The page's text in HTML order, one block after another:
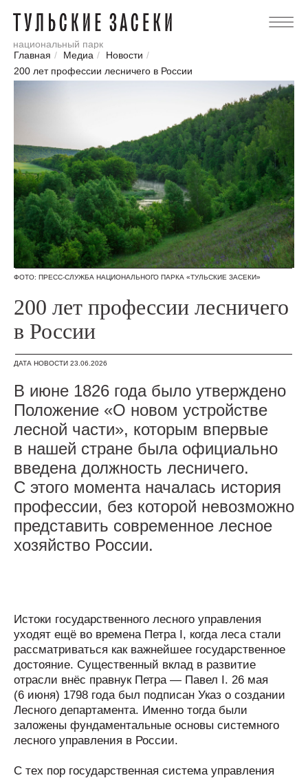
национальный парк
Главная / Медиа / Новости /
200 лет профессии лесничего в России
ФОТО: ПРЕСС-СЛУЖБА НАЦИОНАЛЬНОГО ПАРКА «ТУЛЬСКИЕ ЗАСЕКИ»
200 лет профессии лесничего
в России
ДАТА НОВОСТИ 23.06.2026
В июне 1826 года было утверждено
Положение «О новом устройстве
лесной части», которым впервые
в нашей стране была официально
введена должность лесничего.
С этого момента началась история
профессии, без которой невозможно
представить современное лесное
хозяйство России.
Истоки государственного лесного управления
уходят ещё во времена Петра I, когда леса стали
рассматриваться как важнейшее государственное
достояние. Существенный вклад в развитие
отрасли внёс правнук Петра — Павел I. 26 мая
(6 июня) 1798 года был подписан Указ о создании
Лесного департамента. Именно тогда были
заложены фундаментальные основы системного
лесного управления в России.
С тех пор государственная система управления